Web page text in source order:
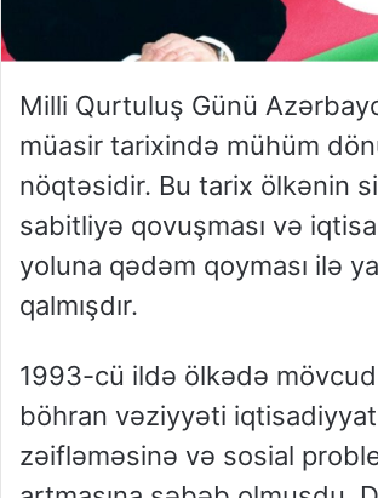
Milli Qurtuluş Günü
müasir tarixində mühüm
nöqtəsidir. Bu tarix ölkənin
sabitliyə qovuşması və
yoluna qədəm qoyması ilə
qalmışdır.
1993-cü ildə ölkədə
böhran vəziyyəti
zəifləməsinə və sosial